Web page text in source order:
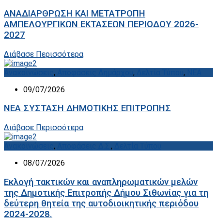
ΑΝΑΔΙΑΡΘΡΩΣΗ ΚΑΙ ΜΕΤΑΤΡΟΠΗ
ΑΜΠΕΛΟΥΡΓΙΚΩΝ ΕΚΤΑΣΕΩΝ ΠΕΡΙΟΔΟΥ 2026-
2027
Διάβασε Περισσότερα
, , ,
09/07/2026
ΝΕΑ ΣΥΣΤΑΣΗ ΔΗΜΟΤΙΚΗΣ ΕΠΙΤΡΟΠΗΣ
Διάβασε Περισσότερα
, ,
08/07/2026
Εκλογή τακτικών και αναπληρωματικών μελών
της Δημοτικής Επιτροπής Δήμου Σιθωνίας για τη
δεύτερη θητεία της αυτοδιοικητικής περιόδου
2024-2028.